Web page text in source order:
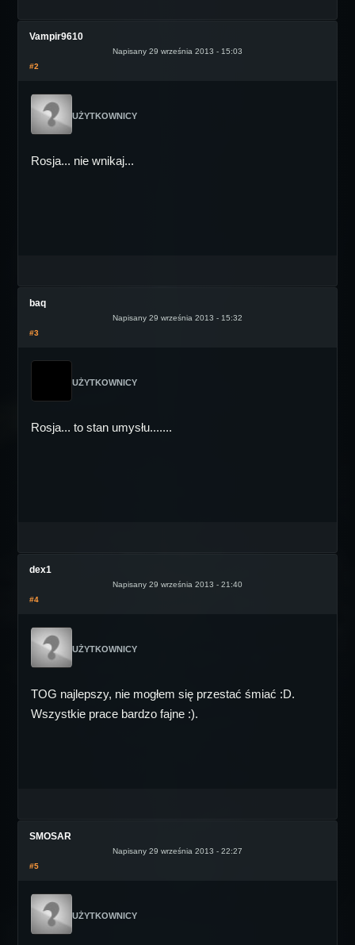
Vampir9610
Napisany 29 września 2013 - 15:03
#2
UŻYTKOWNICY
Rosja... nie wnikaj...
baq
Napisany 29 września 2013 - 15:32
#3
UŻYTKOWNICY
Rosja... to stan umysłu.......
dex1
Napisany 29 września 2013 - 21:40
#4
UŻYTKOWNICY
TOG najlepszy, nie mogłem się przestać śmiać :D.
Wszystkie prace bardzo fajne :).
SMOSAR
Napisany 29 września 2013 - 22:27
#5
UŻYTKOWNICY